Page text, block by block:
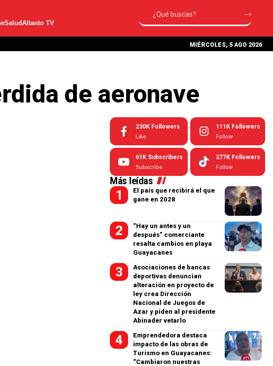
SaludAltanto TV
MIÉRCOLES, 5 AGO 2026
de aeronave
230K Followers
Like
111K Followers
Follow
61K Subscribers
Subscribe
277K Followers
Follow
Más leídas
El país que recibirá el que
gane en 2028
“Hay un antes y un
después” comerciante
resalta cambios en playa
Guayacanes
Asociaciones de bancas
deportivas denuncian
alteración en proyecto de
ley crea Dirección
Nacional de Juegos de
Azar y piden al presidente
Abinader vetarlo
Emprendedora destaca
impacto de las obras de
Turismo en Guayacanes:
“Cambiaron nuestras